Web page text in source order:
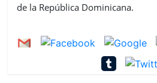
de la República Dominicana.